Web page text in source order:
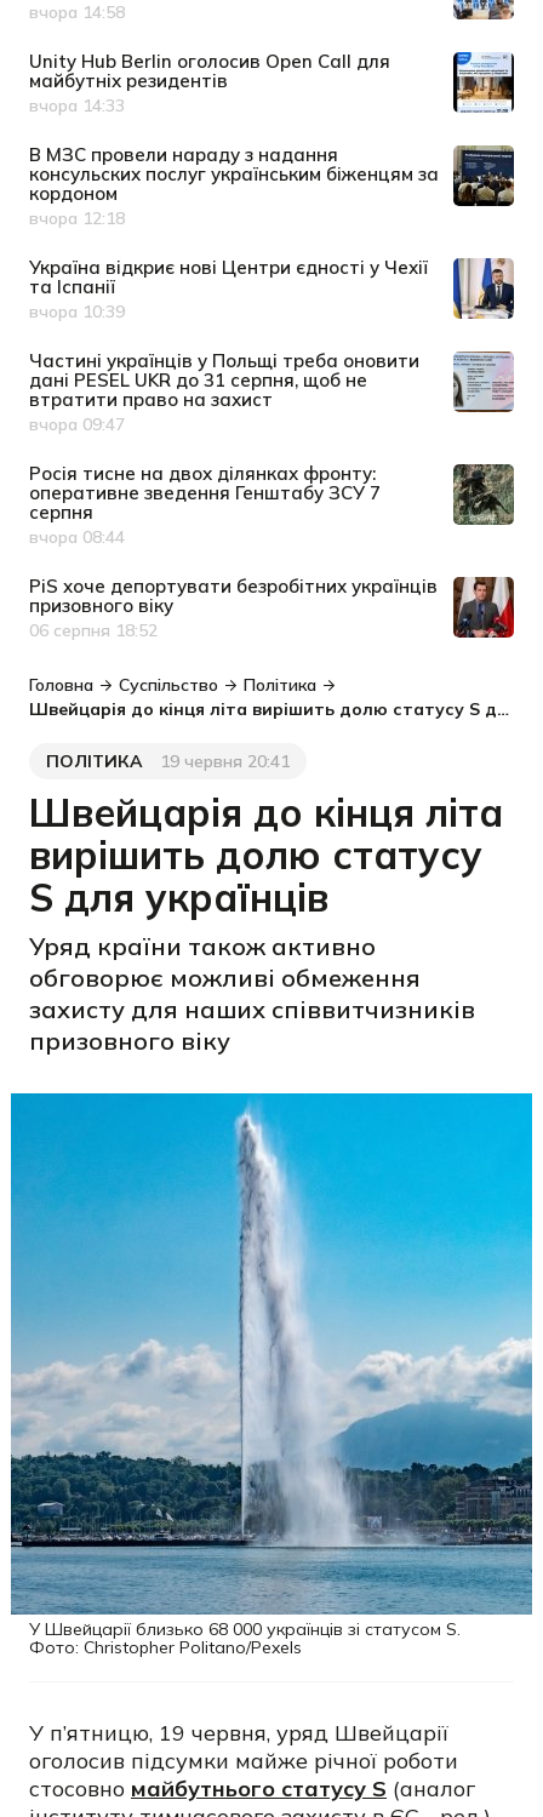
Дата публікації
вчора 14:58
Unity Hub Berlin оголосив Open Call для
майбутніх резидентів
Дата публікації
вчора 14:33
В МЗС провели нараду з надання
консульских послуг українським біженцям за
кордоном
Дата публікації
вчора 12:18
Україна відкриє нові Центри єдності у Чехії
та Іспанії
Дата публікації
вчора 10:39
Частині українців у Польщі треба оновити
дані PESEL UKR до 31 серпня, щоб не
втратити право на захист
Дата публікації
вчора 09:47
Росія тисне на двох ділянках фронту:
оперативне зведення Генштабу ЗСУ 7
серпня
Дата публікації
вчора 08:44
PiS хоче депортувати безробітних українців
призовного віку
Дата публікації
06 серпня 18:52
Головна Суспільство
Політика
Швейцарія до кінця літа вирішить долю статусу S для українців
Категорія
ПОЛІТИКА
Дата публікації19 червня 20:41
Швейцарія до кінця літа
вирішить долю статусу
S для українців
Уряд країни також активно
обговорює можливі обмеження
захисту для наших співвитчизників
призовного віку
У Швейцарії близько 68 000 українців зі статусом S.
Фото: Christopher Politano/Pexels
У п’ятницю, 19 червня, уряд Швейцарії
оголосив підсумки майже річної роботи
стосовно майбутнього статусу S (аналог